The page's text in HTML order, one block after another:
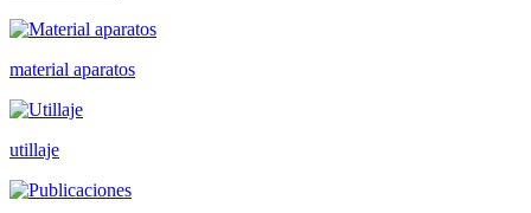
material aparatos
utillaje